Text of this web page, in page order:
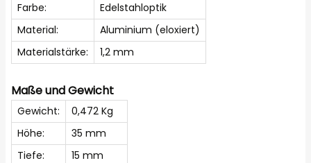
Farbe:
Edelstahloptik
Material:
Aluminium (eloxiert)
Materialstärke:
1,2 mm
Maße und Gewicht
Gewicht:
0,472 Kg
Höhe:
35 mm
Tiefe:
15 mm